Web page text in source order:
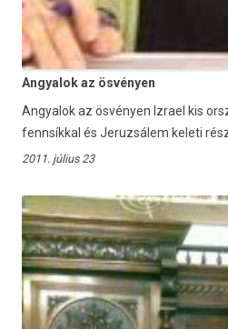
Angyalok az ösvényen
Angyalok az ösvényen Izrael kis
fennsíkkal és Jeruzsálem keleti
2011. július 23